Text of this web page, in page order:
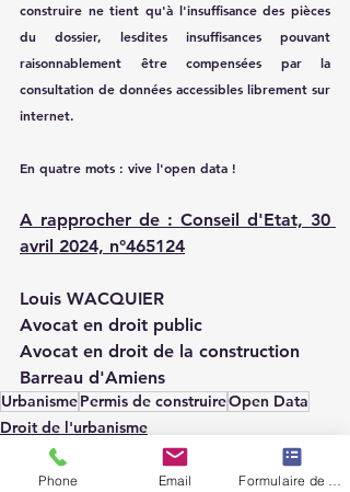
construire ne tient qu'à l'insuffisance des pièces
du dossier, lesdites insuffisances pouvant
raisonnablement être compensées par la
consultation de données accessibles librement sur
internet.
En quatre mots : vive l'open data !
A rapprocher de : Conseil d'Etat, 30
avril 2024, n°465124
Louis WACQUIER
Avocat en droit public
Avocat en droit de la construction
Barreau d'Amiens
UrbanismePermis de construireOpen Data
Droit de l'urbanisme
Phone Email